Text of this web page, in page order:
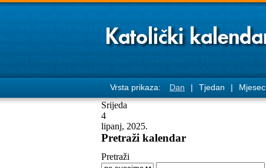
Vrsta prikaza: Dan | Tjedan | Mjesec
Srijeda
4
lipanj, 2025.
Pretraži kalendar
Pretraži